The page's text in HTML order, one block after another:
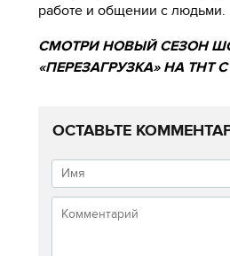
работе и общении с людьми.
СМОТРИ НОВЫЙ СЕЗОН
«ПЕРЕЗАГРУЗКА» НА ТНТ
ОСТАВЬТЕ